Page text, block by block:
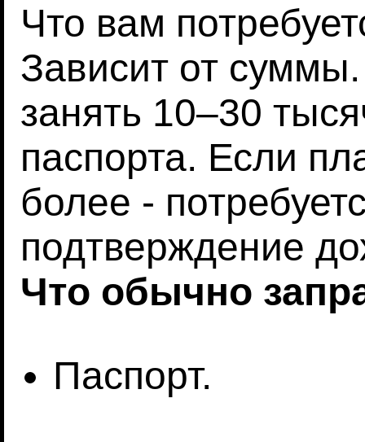
Что вам
Зависит от
занять 10–30
паспорта. Если
более -
подтверждение
Что обычно
Паспорт.